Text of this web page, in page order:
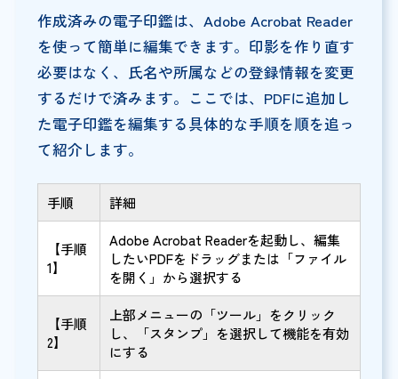
作成済みの電子印鑑は、Adobe Acrobat Reader
を使って簡単に編集できます。印影を作り直す
必要はなく、氏名や所属などの登録情報を変更
するだけで済みます。ここでは、PDFに追加し
た電子印鑑を編集する具体的な手順を順を追っ
て紹介します。
手順 詳細
【手順
1】
Adobe Acrobat Readerを起動し、編集
したいPDFをドラッグまたは「ファイル
を開く」から選択する
【手順
2】
上部メニューの「ツール」をクリック
し、「スタンプ」を選択して機能を有効
にする